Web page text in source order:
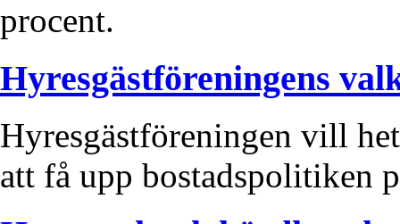
procent.
Hyresgästföreningens
Hyresgästföreningen vill
att få upp bostadspolitiken